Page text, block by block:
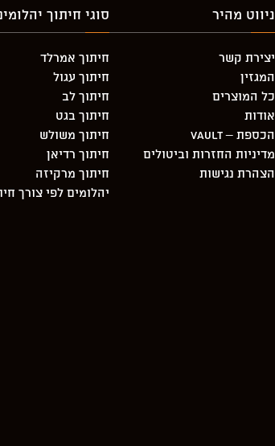
ניווט מהיר
יצירת קשר
המגזין
כל המוצרים
אודות
הכספת – Vault
מדיניות החזרות וביטולים
הצהרת נגישות
סוגי חיתוך
חיתוך אמרלד
חיתוך עגול
חיתוך לב
חיתוך בגט
חיתוך משולש
חיתוך רדיאן
חיתוך מרקיזה
יהלומים לפי צורך